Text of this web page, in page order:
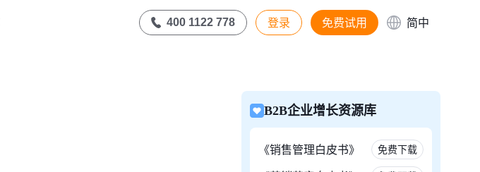
400 1122 778 登录 免费试用 简中
B2B企业增长资源库
《销售管理白皮书》 免费下载